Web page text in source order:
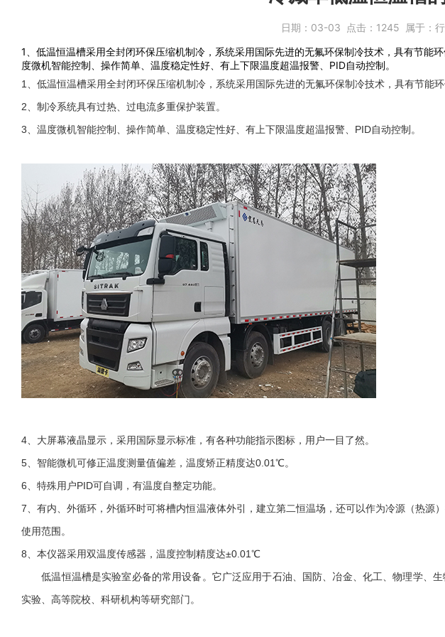
日期： 03-03 点击： 1245 属于：
1、低温恒温槽采用全封闭环保压缩机制冷，系统采用国际先进的无氟环保制冷技术，具有节能
度微机智能控制、操作简单、温度稳定性好、有上下限温度超温报警、PID自动控制。
1、低温恒温槽采用全封闭环保压缩机制冷，系统采用国际先进的无氟环保制冷技术，具有节能环
2、制冷系统具有过热、过电流多重保护装置。
3、温度微机智能控制、操作简单、温度稳定性好、有上下限温度超温报警、PID自动控制。
4、大屏幕液晶显示，采用国际显示标准，有各种功能指示图标，用户一目了然。
5、智能微机可修正温度测量值偏差，温度矫正精度达0.01℃。
6、特殊用户PID可自调，有温度自整定功能。
7、有内、外循环，外循环时可将槽内恒温液体外引，建立第二恒温场，还可以作为冷源（热源
使用范围。
8、本仪器采用双温度传感器，温度控制精度达±0.01℃
低温恒温槽是实验室必备的常用设备。它广泛应用于石油、国防、冶金、化工、物理学、
实验、高等院校、科研机构等研究部门。